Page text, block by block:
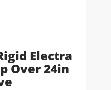
Electra
Over 24in